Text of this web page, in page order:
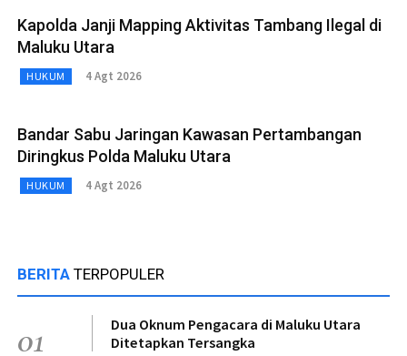
Kapolda Janji Mapping Aktivitas Tambang Ilegal di
Maluku Utara
HUKUM 4 Agt 2026
Bandar Sabu Jaringan Kawasan Pertambangan
Diringkus Polda Maluku Utara
HUKUM 4 Agt 2026
BERITA TERPOPULER
01
Dua Oknum Pengacara di Maluku Utara
Ditetapkan Tersangka